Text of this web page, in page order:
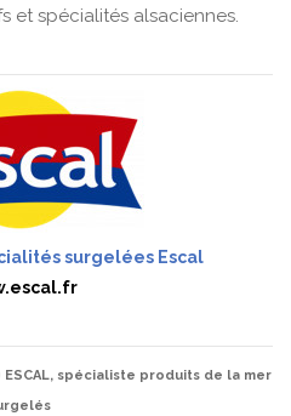
et spécialités alsaciennes.
surgelées Escal
spécialiste produits de la mer